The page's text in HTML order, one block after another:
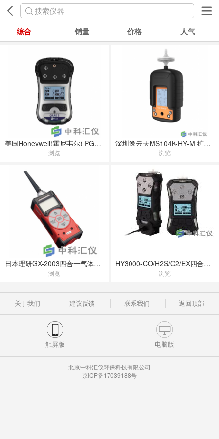
搜索仪器
综合 销量 价格 人气
美国Honeywell(霍尼韦尔) PGM-2500四合一气体检测仪
浏览
深圳逸云天MS104K-HY-M 扩散+泵吸便携式四合一气体检测仪
浏览
日本理研GX-2003四合一气体检测仪
浏览
HY3000-CO/H2S/O2/EX四合一气体检测仪
浏览
关于我们 建议反馈 联系我们 返回顶部
触屏版 电脑版
北京中科汇仪环保科技有限公司
京ICP备17039188号